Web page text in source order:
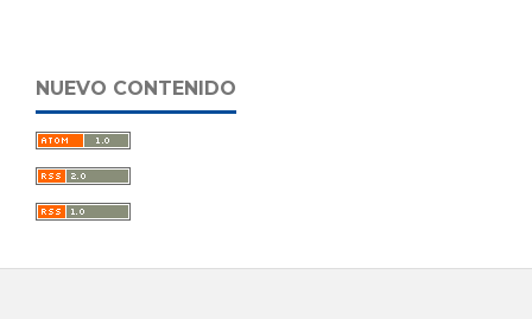
NUEVO CONTENIDO